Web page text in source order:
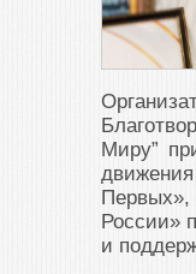
Миру”
Первых»,
России»
и